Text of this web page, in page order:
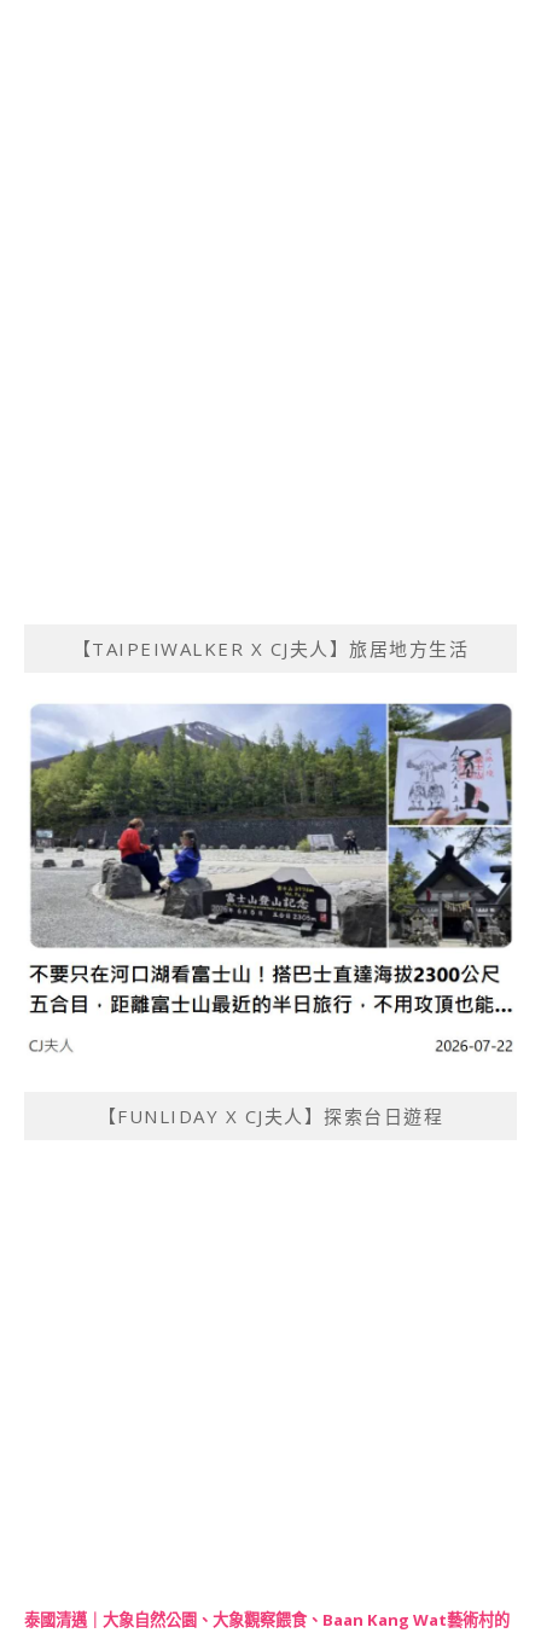
【TAIPEIWALKER X CJ夫人】旅居地方生活
【FUNLIDAY X CJ夫人】探索台日遊程
泰國清邁｜大象自然公園、大象觀察餵食、Baan Kang Wat藝術村的